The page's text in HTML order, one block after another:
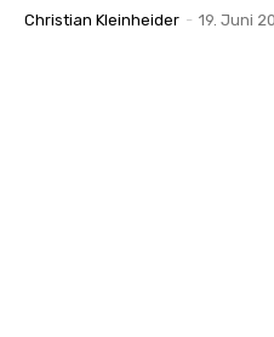
Christian Kleinheider - 19. Juni